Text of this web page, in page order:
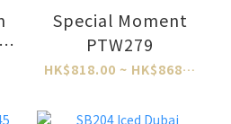
Special Moment
PTW279
HK$818.00 ~ HK$868.00